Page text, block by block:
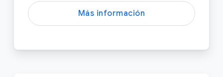
Más información